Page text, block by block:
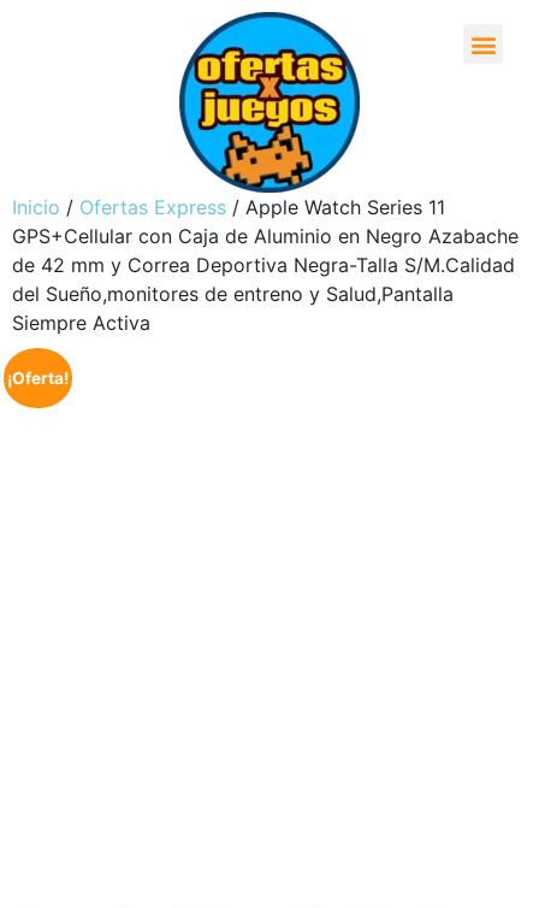
Inicio / Ofertas Express / Apple Watch Series 11
GPS+Cellular con Caja de Aluminio en Negro Azabache
de 42 mm y Correa Deportiva Negra-Talla S/M.Calidad
del Sueño,monitores de entreno y Salud,Pantalla
Siempre Activa
¡Oferta!